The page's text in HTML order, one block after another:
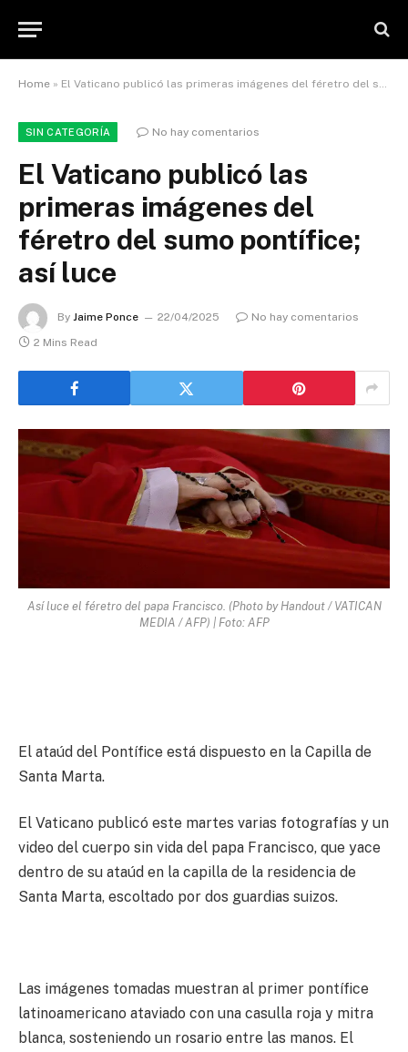
Home » El Vaticano publicó las primeras imágenes del féretro del sumo pontífice; así luce
SIN CATEGORÍA No hay comentarios
El Vaticano publicó las
primeras imágenes del
féretro del sumo pontífice;
así luce
By Jaime Ponce 22/04/2025
No hay comentarios
2 Mins Read
Así luce el féretro del papa Francisco. (Photo by Handout / VATICAN
MEDIA / AFP) | Foto: AFP
El ataúd del Pontífice está dispuesto en la Capilla de
Santa Marta.
El Vaticano publicó este martes varias fotografías y un
video del cuerpo sin vida del papa Francisco, que yace
dentro de su ataúd en la capilla de la residencia de
Santa Marta, escoltado por dos guardias suizos.
Las imágenes tomadas muestran al primer pontífice
latinoamericano ataviado con una casulla roja y mitra
blanca, sosteniendo un rosario entre las manos. El